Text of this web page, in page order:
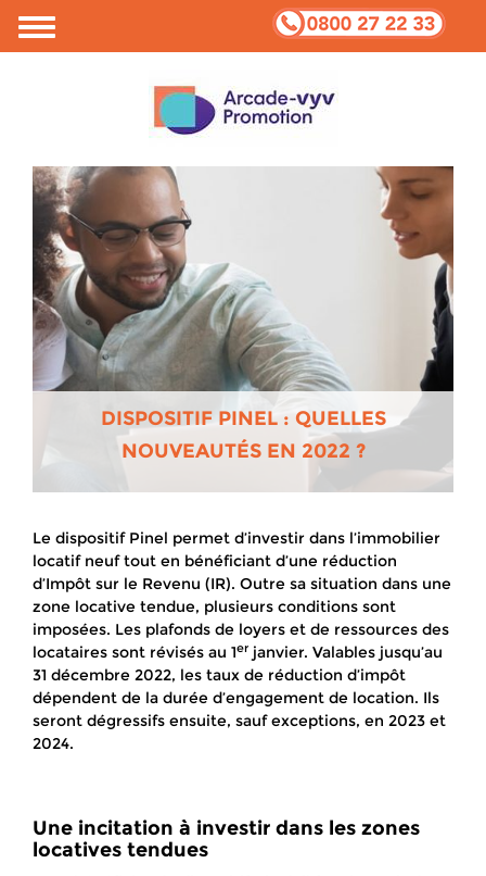
DISPOSITIF PINEL : QUELLES
NOUVEAUTÉS EN 2022 ?
Le dispositif Pinel permet d’investir dans l’immobilier
locatif neuf tout en bénéficiant d’une réduction
d’Impôt sur le Revenu (IR). Outre sa situation dans une
zone locative tendue, plusieurs conditions sont
imposées. Les plafonds de loyers et de ressources des
locataires sont révisés au 1er janvier. Valables jusqu’au
31 décembre 2022, les taux de réduction d’impôt
dépendent de la durée d’engagement de location. Ils
seront dégressifs ensuite, sauf exceptions, en 2023 et
2024.
Une incitation à investir dans les zones
locatives tendues